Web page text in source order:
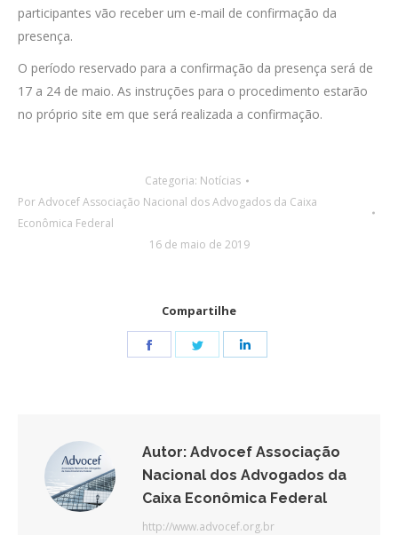
participantes vão receber um e-mail de confirmação da
presença.
O período reservado para a confirmação da presença será de
17 a 24 de maio. As instruções para o procedimento estarão
no próprio site em que será realizada a confirmação.
Categoria: Notícias
PorAdvocef Associação Nacional dos Advogados da Caixa
Econômica Federal
16 de maio de 2019
Compartilhe
Share
Share
Autor: Advocef Associação
Nacional dos Advogados da
Caixa Econômica Federal
http://www.advocef.org.br